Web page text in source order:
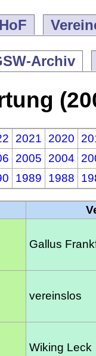
HoF
Archiv
2021 2020
2005 2004
1989 1988
Gallus
vereinslos
Wiking Leck